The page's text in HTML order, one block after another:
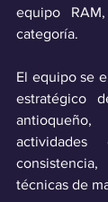
equipo
categoría.
El equipo se
estratégico
técnicas de